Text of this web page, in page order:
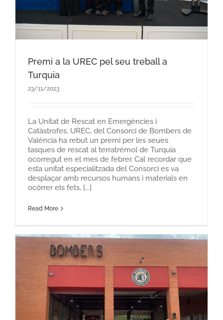
Premi a la UREC pel seu treball a
Turquia
23/11/2023
La Unitat de Rescat en Emergències i
Catàstrofes, UREC, del Consorci de Bombers de
València ha rebut un premi per les seues
tasques de rescat al terratrémol de Turquia
ocorregut en el mes de febrer. Cal recordar que
esta unitat especialitzada del Consorci es va
desplaçar amb recursos humans i materials en
ocórrer els fets, [...]
Read More